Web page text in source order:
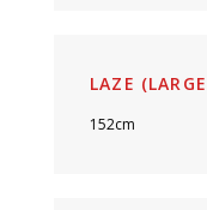
LAZE
152cm